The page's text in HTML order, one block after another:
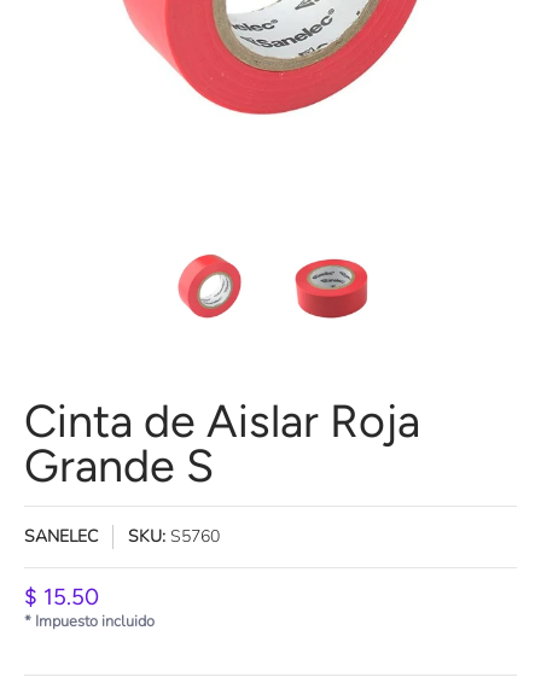
Cinta de Aislar Roja Grande S miniaturas de medios
Cinta de Aislar Roja
Grande S
SANELEC SKU: S5760
$ 15.50
* Impuesto incluido